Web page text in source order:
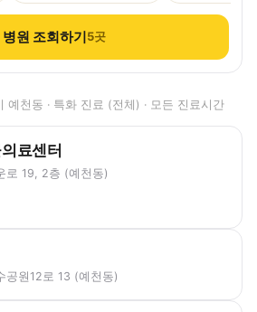
병원 조회하기5곳
예천동 · 특화 진료 (전체) · 모든 진료시간
료센터
로 19, 2층 (예천동)
공원12로 13 (예천동)